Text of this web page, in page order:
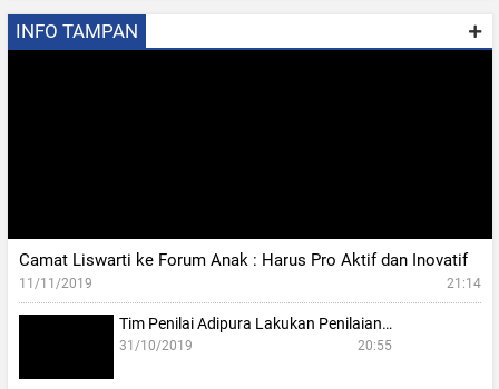
INFO TAMPAN
Camat Liswarti ke Forum Anak : Harus Pro Aktif dan Inovatif
11/11/2019 21:14
Tim Penilai Adipura Lakukan Penilaian…
31/10/2019 20:55